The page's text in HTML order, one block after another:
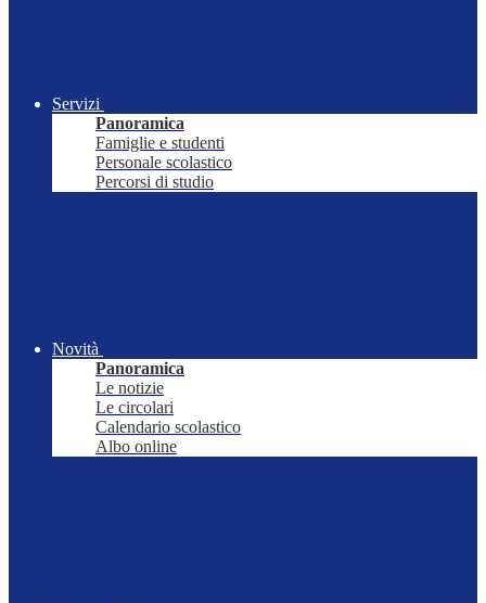
Servizi
Panoramica
Famiglie e studenti
Personale scolastico
Percorsi di studio
Novità
Panoramica
Le notizie
Le circolari
Calendario scolastico
Albo online